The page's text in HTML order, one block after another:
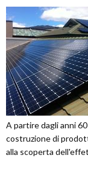
A partire dagli anni
costruzione di
alla scoperta